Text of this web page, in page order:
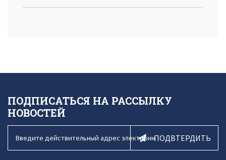
ПОДПИСАТЬСЯ НА РАССЫЛКУ
НОВОСТЕЙ
ПОДВТЕРДИТЬ